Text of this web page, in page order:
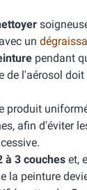
un
pendant
de l'aérosol
produit
afin d'éviter
à 3 couches et,
la peinture